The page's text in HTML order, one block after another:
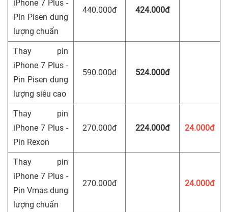
iPhone 7 Plus -
Pin Pisen dung
lượng chuẩn
440.000đ 424.000đ
Thay pin
iPhone 7 Plus -
Pin Pisen dung
lượng siêu cao
590.000đ 524.000đ
Thay pin
iPhone 7 Plus -
Pin Rexon
270.000đ 224.000đ 24.000đ
Thay pin
iPhone 7 Plus -
Pin Vmas dung
lượng chuẩn
270.000đ 24.000đ